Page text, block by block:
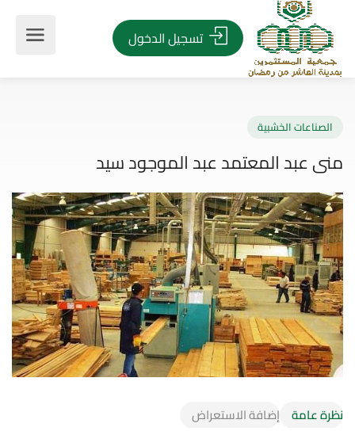
تسجيل الدخول
عبد المعتمد عبد الموجود سيد
نظرة عامة إضافة الاستعراض